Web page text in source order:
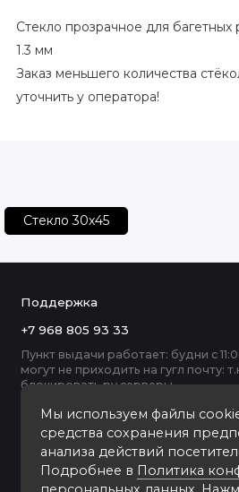
Стекло прозрачное для
1.3 мм
Заказ меньшего количества
уточнить у оператора!
Стекло 30х45
Мы используем файлы
средства сохранения
анализа действий
Подробнее в Политика
Поддержка
+7 968 805 93 33
Пункт выдачи работает: будни с
могут не приходить на гугл почту:
блокировать ру серверы